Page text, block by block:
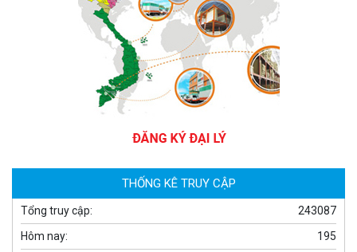
THỐNG KÊ TRUY CẬP
243087
Tổng truy cập:
195
Hôm nay: